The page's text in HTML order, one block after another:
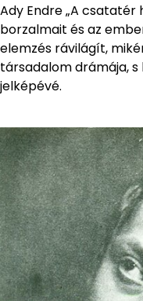
Ady Endre „A
borzalmait és az
elemzés rávilágít,
társadalom drámája, s
jelképévé.